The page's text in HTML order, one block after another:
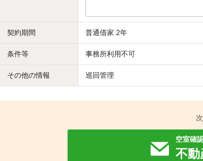
契約期間 普通借家 2年
条件等 事務所利用不可
その他の情報 巡回管理
空室確
不動